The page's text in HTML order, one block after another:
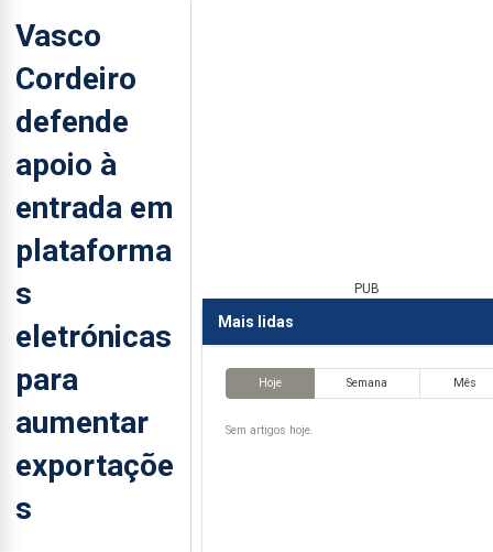
Vasco
Cordeiro
defende
apoio à
entrada em
plataforma
s
eletrónicas
para
aumentar
exportaçõe
s
PUB
Mais lidas
Hoje Semana Mês
Sem artigos hoje.